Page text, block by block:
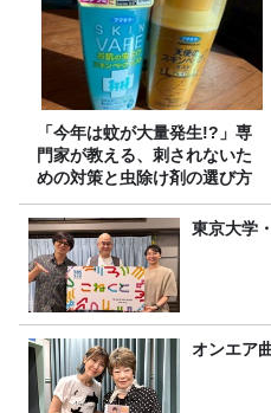
「今年は蚊が大量発生!?」専
門家が教える、刺されないた
めの対策と虫除け剤の選び方
東京大学
オンエア